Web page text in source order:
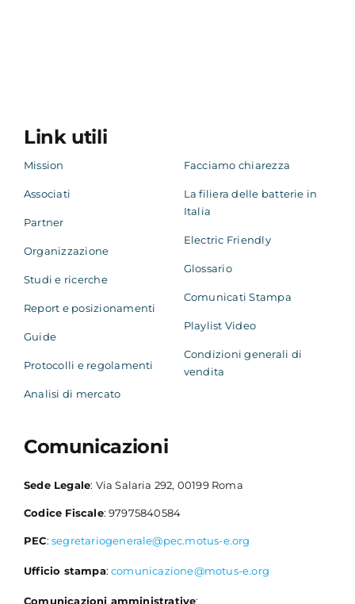
Link utili
Mission
Associati
Partner
Organizzazione
Studi e ricerche
Report e posizionamenti
Guide
Protocolli e regolamenti
Analisi di mercato
Facciamo chiarezza
La filiera delle batterie in
Italia
Electric Friendly
Glossario
Comunicati Stampa
Playlist Video
Condizioni generali di
vendita
Comunicazioni
Sede Legale: Via Salaria 292, 00199 Roma
Codice Fiscale: 97975840584
PEC: segretariogenerale@pec.motus-e.org
Ufficio stampa:comunicazione@motus-e.org
Comunicazioni amministrative: